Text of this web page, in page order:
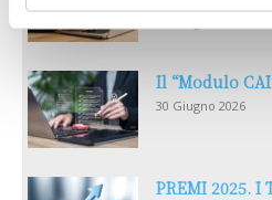
Il “Modulo
30 Giugno 2026
PREMI 2025. I